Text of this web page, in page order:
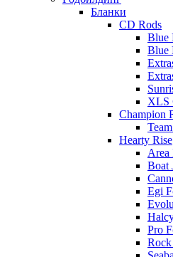
Бланки
CD Rods
Blue
Blue
XLS
Champion
Hearty Rise
Area
Boat
Egi
Pro